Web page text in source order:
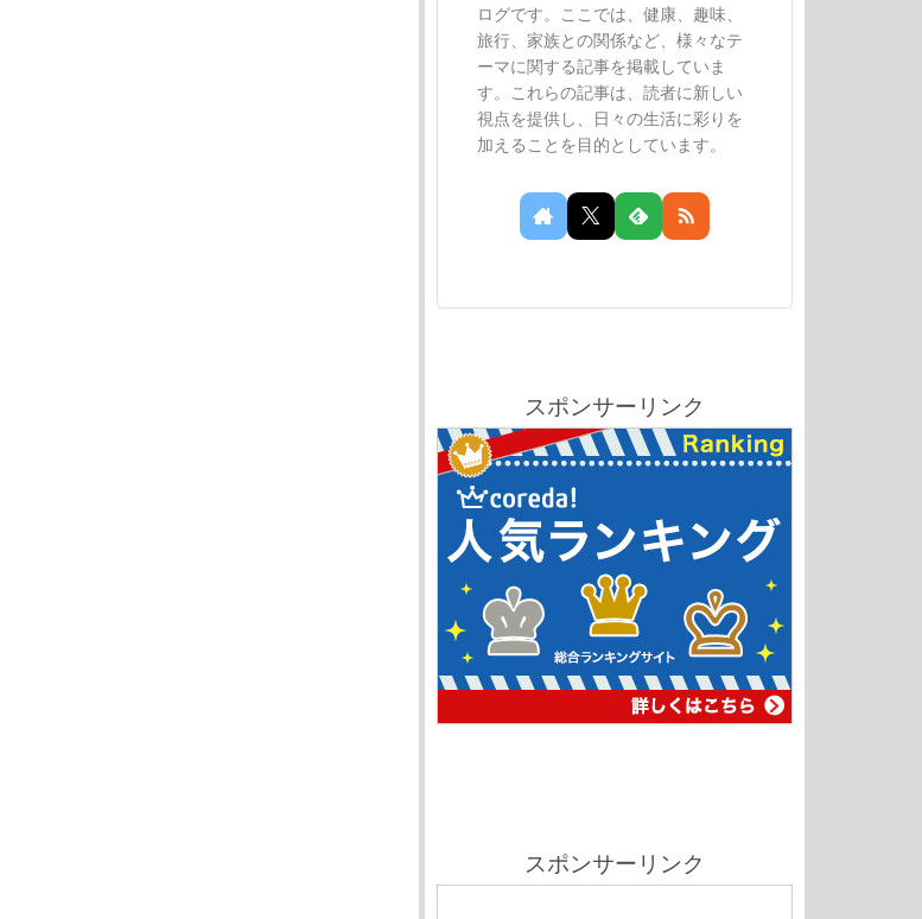
ログです。ここでは、健康、趣味、
旅行、家族との関係など、様々なテ
ーマに関する記事を掲載していま
す。これらの記事は、読者に新しい
視点を提供し、日々の生活に彩りを
加えることを目的としています。
スポンサーリンク
スポンサーリンク